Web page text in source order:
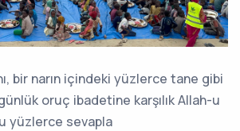
bir narın içindeki yüzlerce tane gibi
oruç ibadetine karşılık Allah-u
yüzlerce sevapla